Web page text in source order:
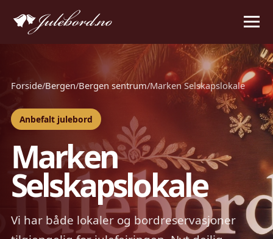
Forside/Bergen/Bergen sentrum/Marken Selskapslokale
Anbefalt julebord
Marken
Selskapslokale
Vi har både lokaler og bordreservasjoner